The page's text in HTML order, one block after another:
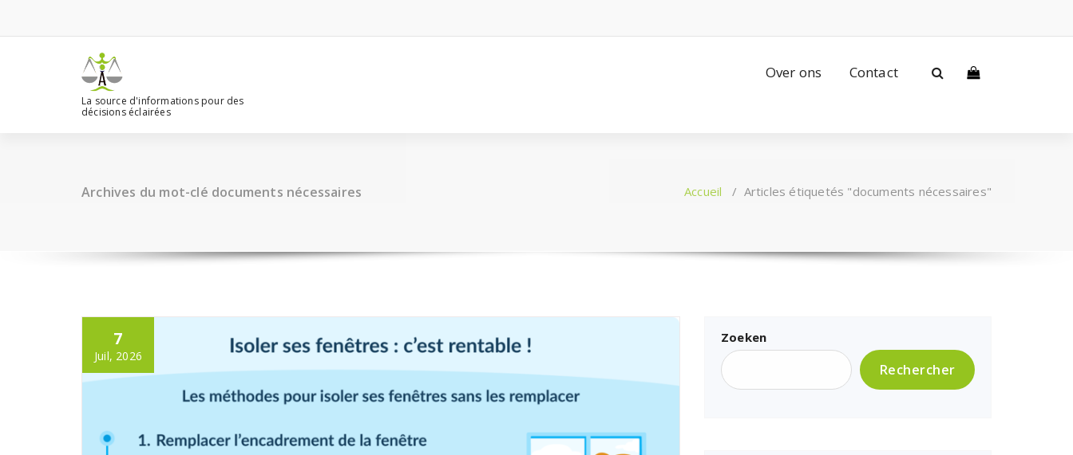
contenu
La source d'informations pour des
décisions éclairées
Over ons Contact
Archives du mot-clé documents nécessaires Accueil / Articles étiquetés "documents nécessaires"
7
Juil, 2026
Zoeken
Rechercher